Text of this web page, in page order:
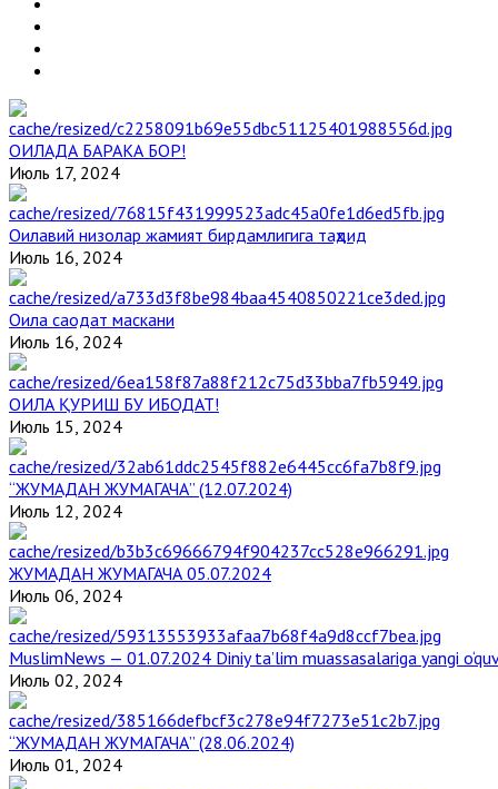
ОИЛАДА БАРАКА БОР!
Июль 17, 2024
Оилавий низолар жамият бирдамлигига таҳдид
Июль 16, 2024
Оила саодат маскани
Июль 16, 2024
ОИЛА ҚУРИШ БУ ИБОДАТ!
Июль 15, 2024
“ЖУМАДАН ЖУМАГАЧА” (12.07.2024)
Июль 12, 2024
ЖУМАДАН ЖУМАГАЧА 05.07.2024
Июль 06, 2024
MuslimNews — 01.07.2024 Diniy ta’lim muassasalariga yangi
Июль 02, 2024
“ЖУМАДАН ЖУМАГАЧА” (28.06.2024)
Июль 01, 2024